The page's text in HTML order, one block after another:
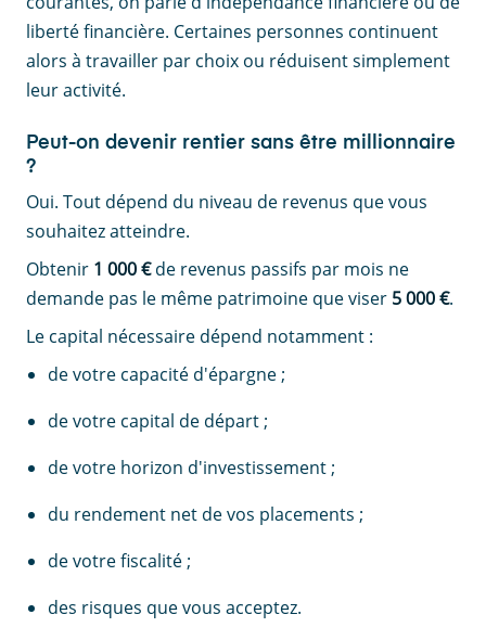
liberté financière. Certaines personnes continuent
alors à travailler par choix ou réduisent simplement
leur activité.
Peut-on devenir rentier sans être millionnaire
?
Oui. Tout dépend du niveau de revenus que vous
souhaitez atteindre.
Obtenir 1 000 €de revenus passifs par mois ne
demande pas le même patrimoine que viser 5 000 €.
Le capital nécessaire dépend notamment :
de votre capacité d'épargne ;
de votre capital de départ ;
de votre horizon d'investissement ;
du rendement net de vos placements ;
de votre fiscalité ;
des risques que vous acceptez.